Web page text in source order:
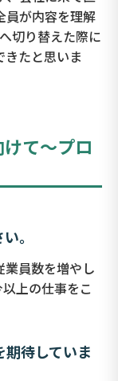
員が内容を理解
切り替えた際に
たと思いま
て～プロ
。
業員数を増やし
上の仕事をこ
待していま